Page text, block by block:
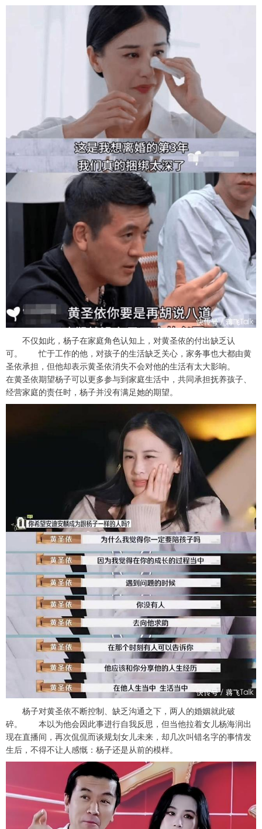
不仅如此，杨子在家庭角色认知上，对黄圣依的付出缺乏认
可。 忙于工作的他，对孩子的生活缺乏关心，家务事也大都由黄
圣依承担，但他却表示黄圣依消失不会对他的生活有太大影响。
在黄圣依期望杨子可以更多参与到家庭生活中，共同承担抚养孩子、
经营家庭的责任时，杨子并没有满足她的期望。
杨子对黄圣依不断控制、缺乏沟通之下，两人的婚姻就此破
碎。 本以为他会因此事进行自我反思，但当他拉着女儿杨海润出
现在直播间，再次侃侃而谈规划女儿未来，却几次叫错名字的事情发
生后，不得不让人感慨：杨子还是从前的模样。